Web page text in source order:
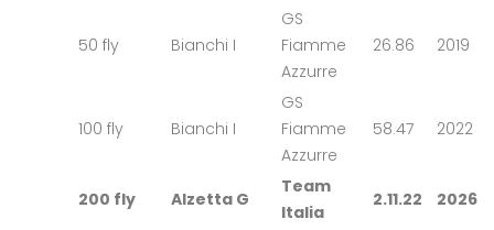
50 fly Bianchi I
GS
Fiamme
Azzurre
26.86 2019
100 fly Bianchi I
GS
Fiamme
Azzurre
58.47 2022
200 fly Alzetta G
Team
Italia
2.11.22
2026